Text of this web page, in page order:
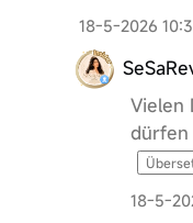
18-5-2026
Vielen
dürfen
18-5-